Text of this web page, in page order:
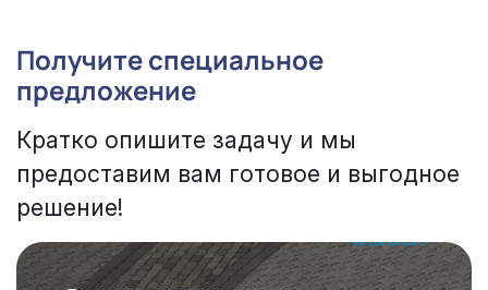
Получите специальное
предложение
Кратко опишите задачу и мы
предоставим вам готовое и выгодное
решение!